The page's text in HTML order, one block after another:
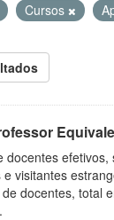
Cursos
docentes efetivos,
e visitantes
docentes, total